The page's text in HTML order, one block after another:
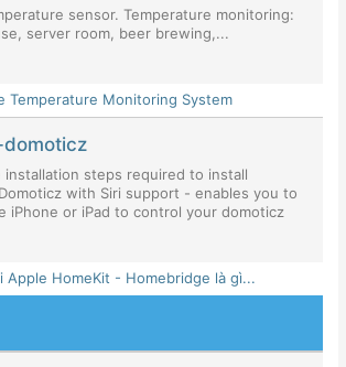
sensor. Temperature monitoring:
server room, beer brewing,...
Temperature Monitoring System
steps required to install
with Siri support - enables you to
iPhone or iPad to control your domoticz
Apple HomeKit - Homebridge là gì...